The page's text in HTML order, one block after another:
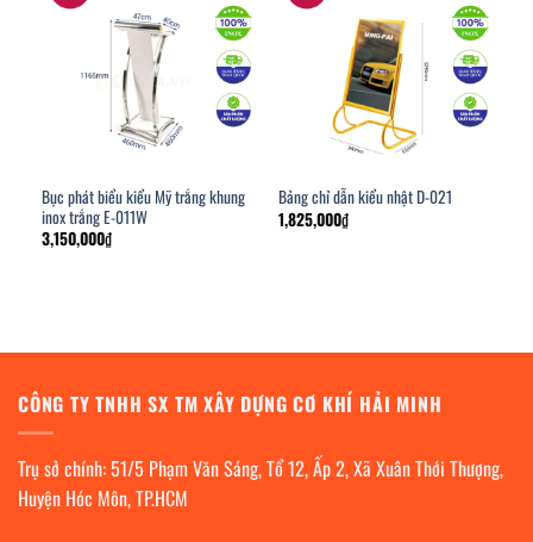
Bục phát biểu kiểu Mỹ trắng khung
inox trắng E-011W
3,150,000₫
Bảng chỉ dẫn kiểu nhật D-021
1,825,000₫
CÔNG TY TNHH SX TM XÂY DỰNG CƠ KHÍ HẢI MINH
Trụ sở chính: 51/5 Phạm Văn Sáng, Tổ 12, Ấp 2, Xã Xuân Thới Thượng,
Huyện Hóc Môn, TP.HCM